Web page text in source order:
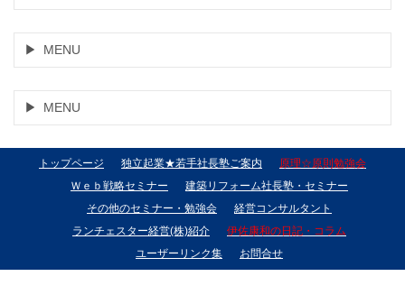
MENU
MENU
トップページ 独立起業★若手社長塾ご案内
原理☆原則勉強会
Ｗｅｂ戦略セミナー
建築リフォーム社長塾・セミナー
その他のセミナー・勉強会
経営コンサルタント
ランチェスター経営(株)紹介
伊佐康和の日記・コラム
ユーザーリンク集
お問合せ